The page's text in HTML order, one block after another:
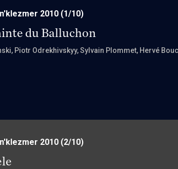
2010 (1/10)
du Balluchon
, Piotr Odrekhivskyy, Sylvain Plommet, Hervé
2010 (2/10)